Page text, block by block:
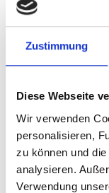
Zustimmung
Diese Webseite
Wir verwenden
personalisieren,
zu können und
analysieren.
Verwendung